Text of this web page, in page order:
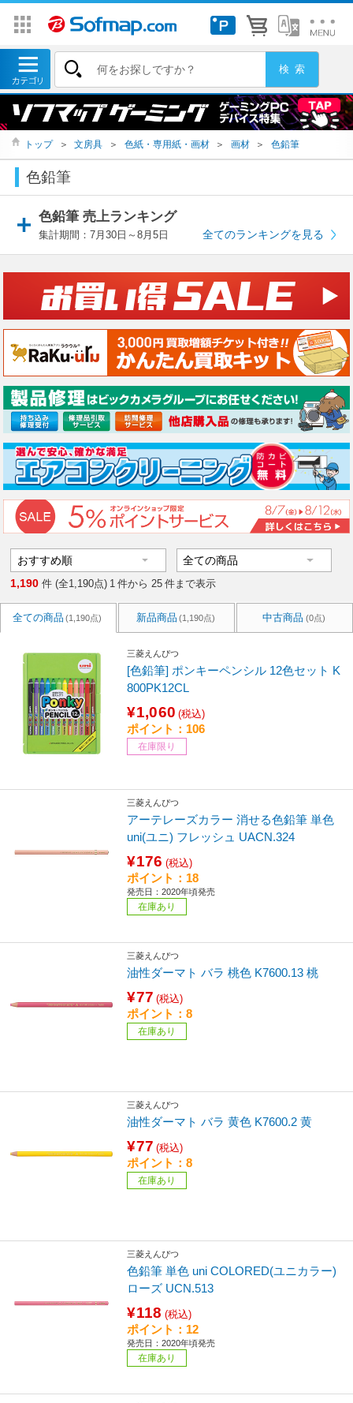
トップ ＞ 文房具 ＞ 色紙・専用紙・画材 ＞ 画材 ＞ 色鉛筆
色鉛筆
色鉛筆 売上ランキング
集計期間：7月30日～8月5日 全てのランキングを見る
1,190 件 (全1,190点) 1 件から 25 件まで表示
全ての商品 (1,190点) 新品商品 (1,190点) 中古商品 (0点)
三菱えんぴつ
[色鉛筆] ポンキーペンシル 12色セット K
800PK12CL
¥1,060 (税込)
ポイント：106
在庫限り
三菱えんぴつ
アーテレーズカラー 消せる色鉛筆 単色
uni(ユニ) フレッシュ UACN.324
¥176 (税込)
ポイント：18
発売日：2020年頃発売
在庫あり
三菱えんぴつ
油性ダーマト バラ 桃色 K7600.13 桃
¥77 (税込)
ポイント：8
在庫あり
三菱えんぴつ
油性ダーマト バラ 黄色 K7600.2 黄
¥77 (税込)
ポイント：8
在庫あり
三菱えんぴつ
色鉛筆 単色 uni COLORED(ユニカラー)
ローズ UCN.513
¥118 (税込)
ポイント：12
発売日：2020年頃発売
在庫あり